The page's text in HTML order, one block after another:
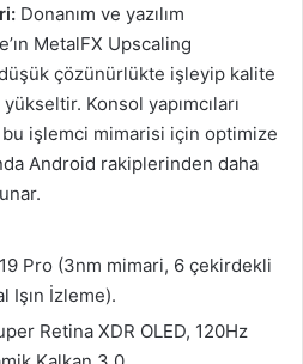
Donanım ve yazılım
MetalFX Upscaling
çözünürlükte işleyip kalite
Konsol yapımcıları
bu işlemci mimarisi için optimize
Android rakiplerinden daha
Pro (3nm mimari, 6 çekirdekli
Işın İzleme).
Retina XDR OLED, 120Hz